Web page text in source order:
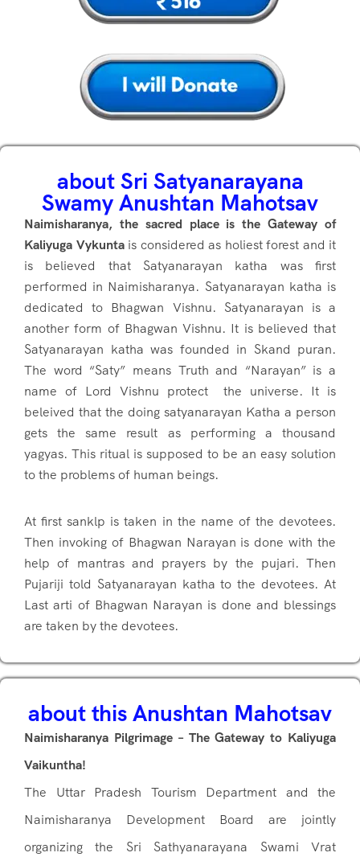
about Sri Satyanarayana
Swamy Anushtan Mahotsav
Naimisharanya, the sacred place is the Gateway of
Kaliyuga Vykuntais considered as holiest forest and it
is believed that Satyanarayan katha was first
performed in Naimisharanya. Satyanarayan katha is
dedicated to Bhagwan Vishnu. Satyanarayan is a
another form of Bhagwan Vishnu. It is believed that
Satyanarayan katha was founded in Skand puran.
The word “Saty” means Truth and “Narayan” is a
name of Lord Vishnu protect the universe. It is
beleived that the doing satyanarayan Katha a person
gets the same result as performing a thousand
yagyas. This ritual is supposed to be an easy solution
to the problems of human beings.
At first sanklp is taken in the name of the devotees.
Then invoking of Bhagwan Narayan is done with the
help of mantras and prayers by the pujari. Then
Pujariji told Satyanarayan katha to the devotees. At
Last arti of Bhagwan Narayan is done and blessings
are taken by the devotees.
about this Anushtan Mahotsav
Naimisharanya Pilgrimage – The Gateway to Kaliyuga
Vaikuntha!
The Uttar Pradesh Tourism Department and the
Naimisharanya Development Board are jointly
organizing the Sri Sathyanarayana Swami Vrat